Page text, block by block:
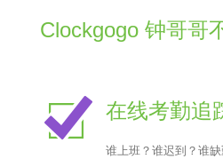
Clockgogo 钟哥哥
在线考勤追
谁上班？谁迟到？谁